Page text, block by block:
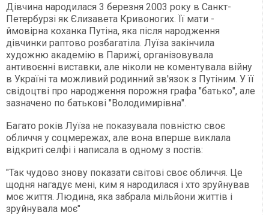
Дівчина народилася 3 березня 2003 року в Санкт-
Петербурзі як Єлизавета Кривоногих. Її мати -
ймовірна коханка Путіна, яка після народження
дівчинки раптово розбагатіла. Луїза закінчила
художню академію в Парижі, організовувала
антивоєнні виставки, але ніколи не коментувала війну
в Україні та можливий родинний зв'язок з Путіним. У її
свідоцтві про народження порожня графа "батько", але
зазначено по батькові "Володимирівна".
Багато років Луїза не показувала повністю своє
обличчя у соцмережах, але вона вперше виклала
відкриті селфі і написала в одному з постів:
"Так чудово знову показати світові своє обличчя. Це
щодня нагадує мені, ким я народилася і хто зруйнував
моє життя. Людина, яка забрала мільйони життів і
зруйнувала моє"